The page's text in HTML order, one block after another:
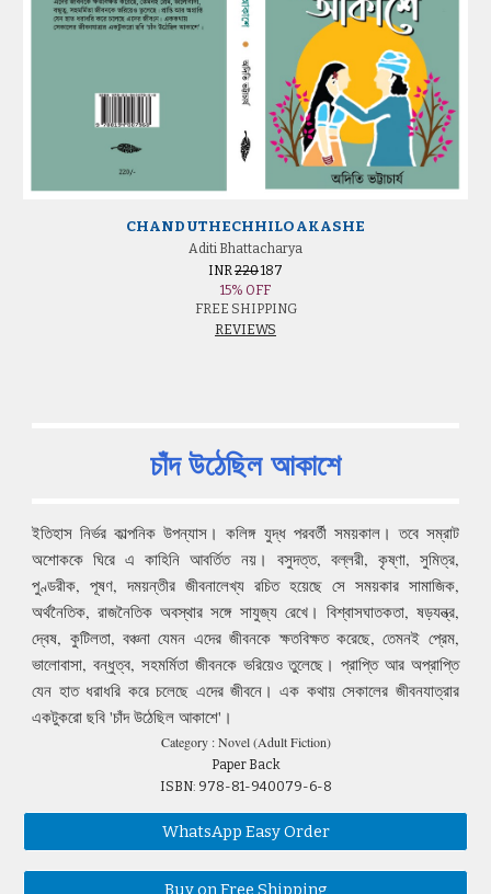
CHAND UTHECHHILO AKASHE
Aditi Bhattacharya
INR220187
15% OFF
FREE SHIPPING
REVIEWS
চাঁদ উঠেছিল আকাশে
ইতিহাস নির্ভর কাল্পনিক উপন্যাস। কলিঙ্গ যুদ্ধ পরবর্তী সময়কাল। তবে সম্রাট
অশোককে ঘিরে এ কাহিনি আবর্তিত নয়। বসুদত্ত, বল্লরী, কৃষ্ণা, সুমিত্র,
পুণ্ডরীক, পূষণ, দময়ন্তীর জীবনালেখ্য রচিত হয়েছে সে সময়কার সামাজিক,
অর্থনৈতিক, রাজনৈতিক অবস্থার সঙ্গে সাযুজ্য রেখে। বিশ্বাসঘাতকতা, ষড়যন্ত্র,
দ্বেষ, কুটিলতা, বঞ্চনা যেমন এদের জীবনকে ক্ষতবিক্ষত করেছে, তেমনই প্রেম,
ভালোবাসা, বন্ধুত্ব, সহমর্মিতা জীবনকে ভরিয়েও তুলেছে। প্রাপ্তি আর অপ্রাপ্তি
যেন হাত ধরাধরি করে চলেছে এদের জীবনে। এক কথায় সেকালের জীবনযাত্রার
একটুকরো ছবি 'চাঁদ উঠেছিল আকাশে'।
Category : Novel (Adult Fiction)
Paper Back
ISBN: 978-81-940079-6-8
WhatsApp Easy Order